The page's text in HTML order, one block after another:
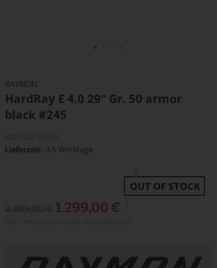
der
Bildergalerie
springen
RAYMON
HardRay E 4.0 29" Gr. 50 armor
black #245
Lieferzeit 3-5 Werktage
Sonderangebot
1.299,00 €
OUT OF STOCK